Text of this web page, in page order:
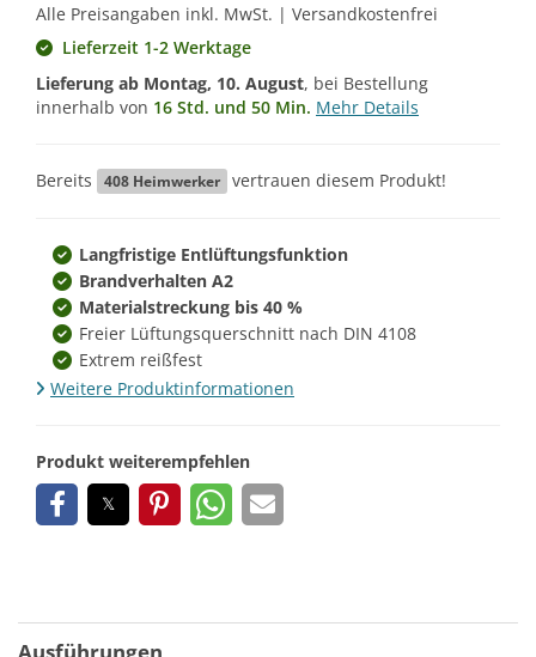
Alle Preisangaben inkl. MwSt. | Versandkostenfrei
Lieferzeit 1-2 Werktage
Lieferung ab Montag, 10. August, bei Bestellung
innerhalb von 16 Std. und 50 Min. Mehr Details
Bereits 408 Heimwerker vertrauen diesem Produkt!
Langfristige Entlüftungsfunktion
Brandverhalten A2
Materialstreckung bis 40 %
Freier Lüftungsquerschnitt nach DIN 4108
Extrem reißfest
Weitere Produktinformationen
Produkt weiterempfehlen
Ausführungen